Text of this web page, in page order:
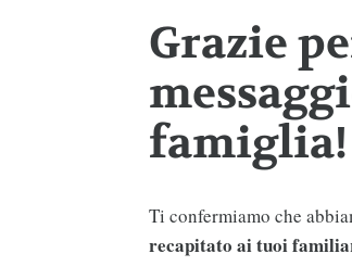
Grazie
famiglia!
Ti confermiamo che
recapitato ai tuoi